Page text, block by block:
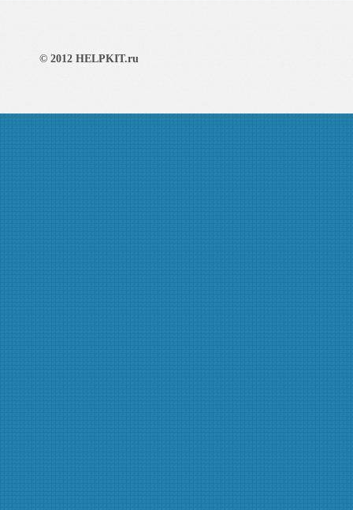
© 2012 HELPKIT.ru